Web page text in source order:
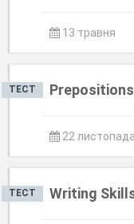
13 травня
ТЕСТ
22
ТЕСТ Writing